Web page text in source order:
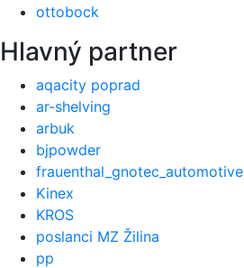
ottobock
Hlavný partner
aqacity poprad
ar-shelving
arbuk
bjpowder
frauenthal_gnotec_automotive
Kinex
KROS
poslanci MZ Žilina
pp